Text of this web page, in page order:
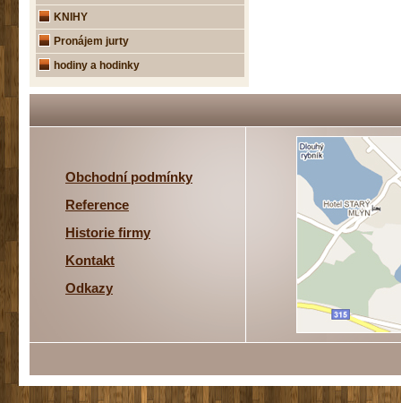
KNIHY
Pronájem jurty
hodiny a hodinky
Obchodní podmínky
Reference
Historie firmy
Kontakt
Odkazy